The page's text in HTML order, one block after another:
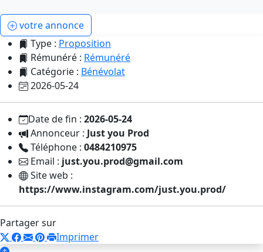
votre annonce
Type : Proposition
Rémunéré : Rémunéré
Catégorie : Bénévolat
2026-05-24
Date de fin : 2026-05-24
Annonceur : Just you Prod
Téléphone : 0484210975
Email : just.you.prod@gmail.com
Site web :
https://www.instagram.com/just.you.prod/
Partager sur
Imprimer